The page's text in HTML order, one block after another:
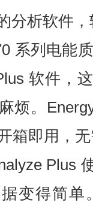
分析软件
系列电能
软件，
烦。
箱即用，
Plus
变得简单